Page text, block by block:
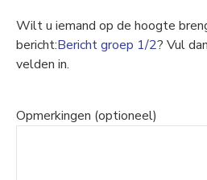
Wilt u iemand op de hoogte
bericht:Bericht groep 1/2? Vul
velden in.
Opmerkingen (optioneel)